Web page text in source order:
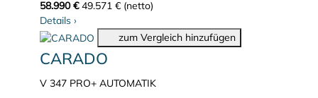
58.990 € 49.571 € (netto)
Details ›
zum Vergleich hinzufügen
CARADO
V 347 PRO+ AUTOMATIK